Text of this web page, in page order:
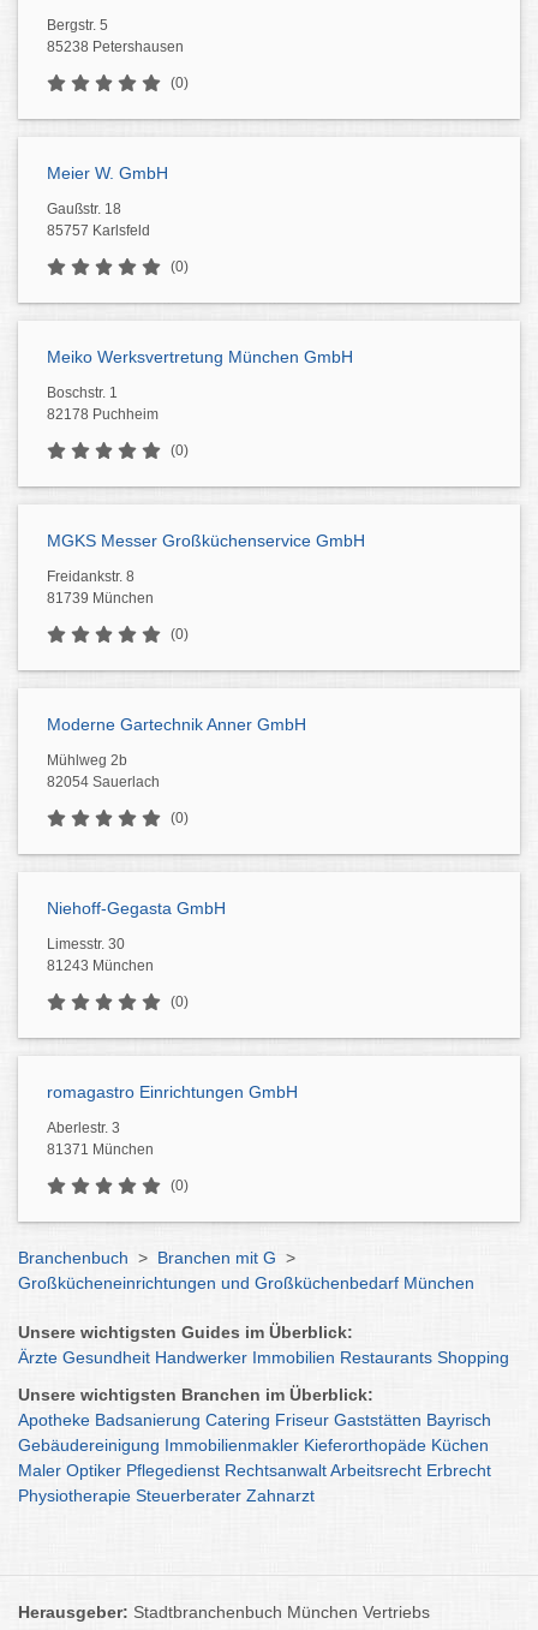
Bergstr. 5
85238 Petershausen
(0)
Meier W. GmbH
Gaußstr. 18
85757 Karlsfeld
(0)
Meiko Werksvertretung München GmbH
Boschstr. 1
82178 Puchheim
(0)
MGKS Messer Großküchenservice GmbH
Freidankstr. 8
81739 München
(0)
Moderne Gartechnik Anner GmbH
Mühlweg 2b
82054 Sauerlach
(0)
Niehoff-Gegasta GmbH
Limesstr. 30
81243 München
(0)
romagastro Einrichtungen GmbH
Aberlestr. 3
81371 München
(0)
Branchenbuch > Branchen mit G >
Großkücheneinrichtungen und Großküchenbedarf München
Unsere wichtigsten Guides im Überblick:
Ärzte Gesundheit Handwerker Immobilien Restaurants Shopping
Unsere wichtigsten Branchen im Überblick:
Apotheke Badsanierung Catering Friseur Gaststätten Bayrisch
Gebäudereinigung Immobilienmakler Kieferorthopäde Küchen
Maler Optiker Pflegedienst RechtsanwaltArbeitsrecht Erbrecht
Physiotherapie Steuerberater Zahnarzt
Herausgeber: Stadtbranchenbuch München Vertriebs